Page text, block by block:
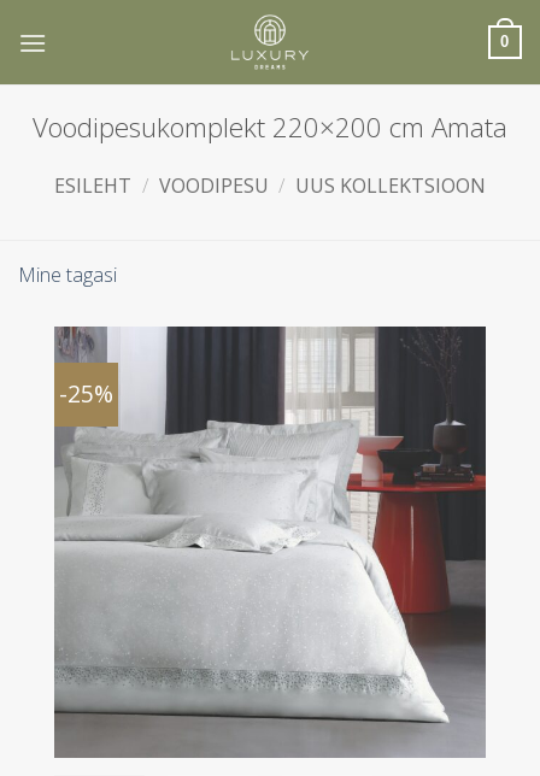
0
Voodipesukomplekt 220×200 cm Amata
ESILEHT / VOODIPESU / UUS KOLLEKTSIOON
Mine tagasi
-25%